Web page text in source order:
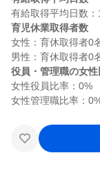
育児休業取得者数
女性：育休取得者0
役員・管理職の女性
女性役員比率：0%